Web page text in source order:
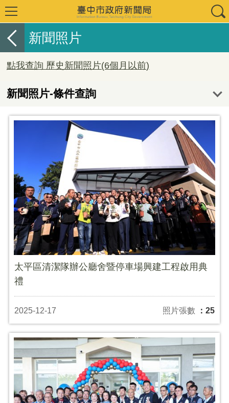
新聞照片
點我查詢 歷史新聞照片(6個月以前)
新聞照片-條件查詢
太平區清潔隊辦公廳舍暨停車場興建工程啟用典
禮
2025-12-17 照片張數 ：25